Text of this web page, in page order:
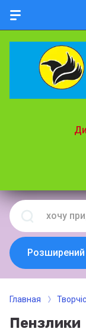
Главная
Пензлики